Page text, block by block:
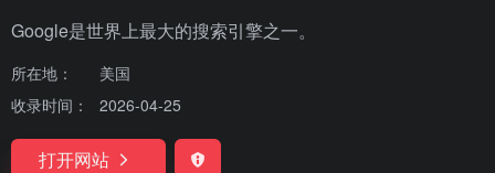
Google是世界上最大的搜索引擎之一。
所在地：
美国
收录时间：
2026-04-25
打开网站